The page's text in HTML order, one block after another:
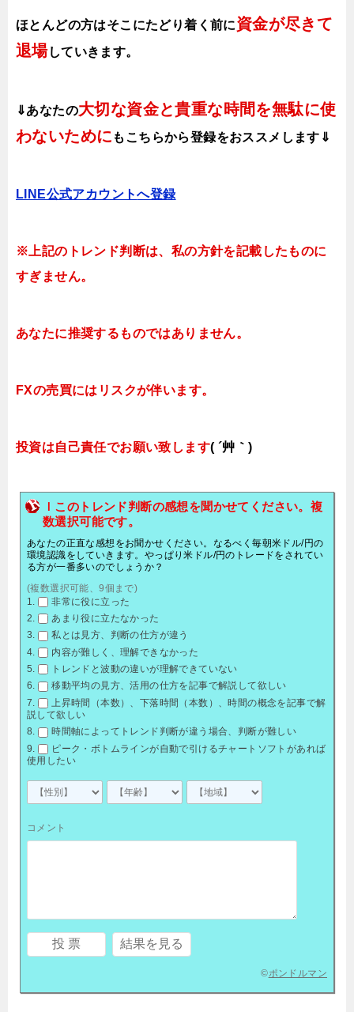
ほとんどの方はそこにたどり着く前に資金が尽きて
退場していきます。
⇓あなたの大切な資金と貴重な時間を無駄に使
わないために も こちらから登録をおススメします⇓
LINE公式アカウントへ登録
※上記のトレンド判断は、私の方針を記載したものに
すぎません。
あなたに推奨するものではありません。
FXの売買にはリスクが伴います。
投資は自己責任でお願い致します( ´艸｀)
ｌこのトレンド判断の感想を聞かせてください。複
数選択可能です。
あなたの正直な感想をお聞かせください。なるべく毎朝米ドル/円の
環境認識をしていきます。やっぱり米ドル/円のトレードをされてい
る方が一番多いのでしょうか？
(複数選択可能、9個まで)
非常に役に立った
あまり役に立たなかった
私とは見方、判断の仕方が違う
内容が難しく、理解できなかった
トレンドと波動の違いが理解できていない
移動平均の見方、活用の仕方を記事で解説して欲しい
上昇時間（本数）、下落時間（本数）、時間の概念を記事で解
説して欲しい
時間軸によってトレンド判断が違う場合、判断が難しい
ピーク・ボトムラインが自動で引けるチャートソフトがあれば
使用したい
コメント
©ポンドルマン